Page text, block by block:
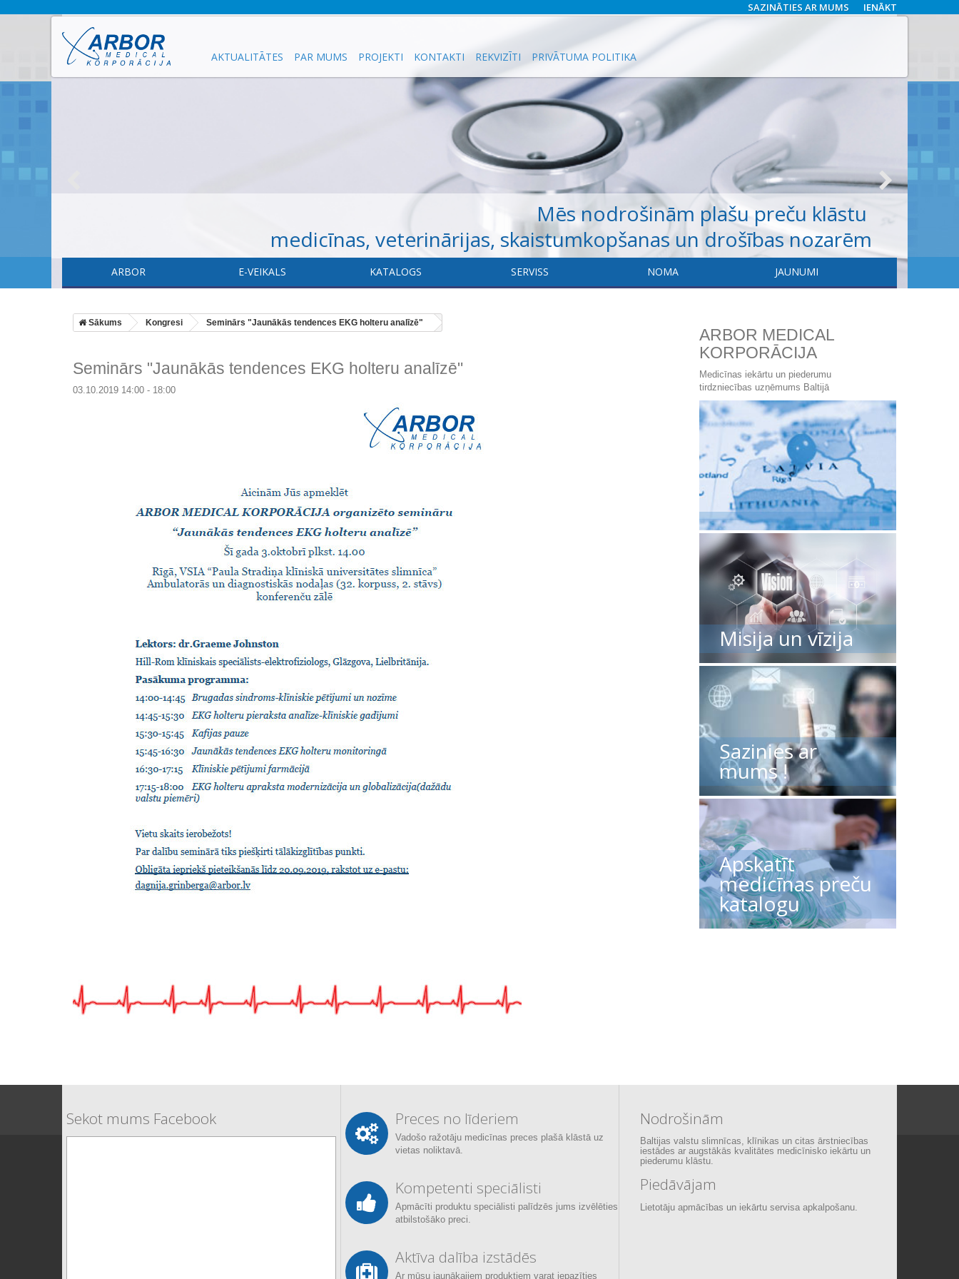
IENĀKT
SAZINĀTIES AR MUMS
AKTUALITĀTES PAR MUMS PROJEKTI KONTAKTI REKVIZĪTI PRIVĀTUMA POLITIKA
Mēs nodrošinām plašupreču klāstu
medicīnas, veterinārijas, skaistumkopšanas un drošības nozarēm
ARBOR E-VEIKALS KATALOGS ​SERVISS NOMA JAUNUMI
Sākums Kongresi Seminārs "Jaunākās tendences EKG holteru analīzē"
Seminārs "Jaunākās tendences EKG holteru analīzē"
03.10.2019 14:00 - 18:00
ARBOR MEDICAL
KORPORĀCIJA
Medicīnas iekārtu un piederumu
tirdzniecības uzņēmums Baltijā
Misija un vīzija
Sazinies ar
mums !
Apskatīt
medicīnas preču
katalogu
Sekot mums Facebook Preces no līderiem
Vadošo ražotāju medicīnas preces plašā klāstā uz
vietas noliktavā.
Kompetenti speciālisti
Apmācīti produktu speciālisti palīdzēs jums izvēlēties
atbilstošāko preci.
Aktīva dalība izstādēs
Ar mūsu jaunākajiem produktiem varat iepazīties
Nodrošinām
Baltijas valstu slimnīcas, klīnikas un citas ārstniecības
iestādes ar augstākās kvalitātes medicīnisko iekārtu un
piederumu klāstu.
Piedāvājam
Lietotāju apmācības un iekārtu servisa apkalpošanu.